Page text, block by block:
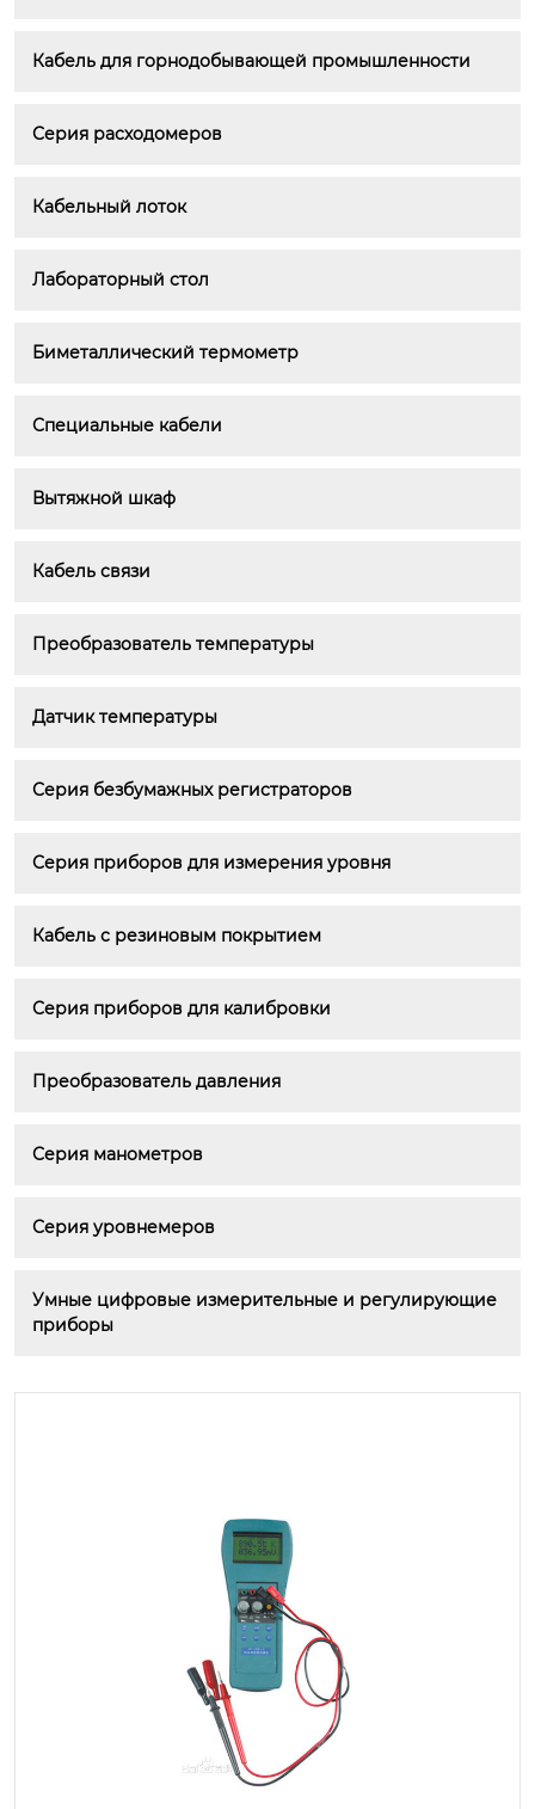
Кабель для горнодобывающей промышленности
Серия расходомеров
Кабельный лоток
Лабораторный стол
Биметаллический термометр
Специальные кабели
Вытяжной шкаф
Кабель связи
Преобразователь температуры
Датчик температуры
Серия безбумажных регистраторов
Серия приборов для измерения уровня
Кабель с резиновым покрытием
Серия приборов для калибровки
Преобразователь давления
Серия манометров
Серия уровнемеров
Умные цифровые измерительные и регулирующие
приборы